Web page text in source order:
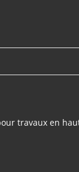
travaux en